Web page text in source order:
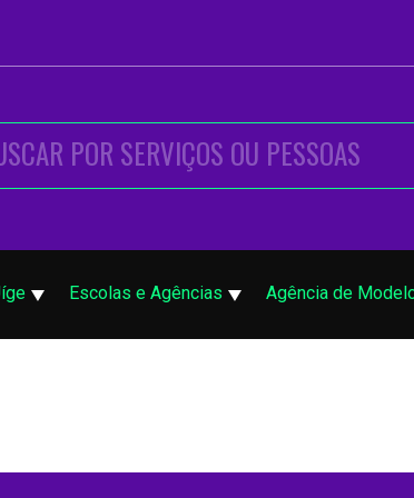
Escolas e Agências Agência de